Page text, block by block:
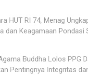
HUT RI 74, Menag
dan Keagamaan Pondasi
Buddha Lolos PPG
Pentingnya Integritas